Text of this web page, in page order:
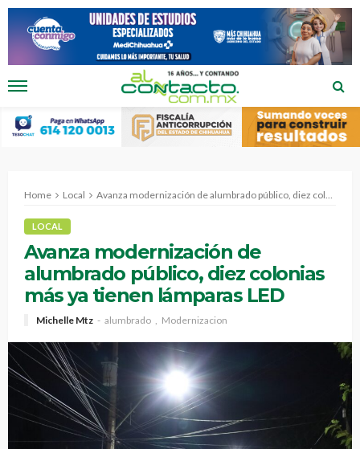
Home Local Avanza modernización de alumbrado público, diez colonias más ya tienen lámparas LED
LOCAL
Avanza modernización de
alumbrado público, diez colonias
más ya tienen lámparas LED
Michelle Mtz alumbrado Modernizacion